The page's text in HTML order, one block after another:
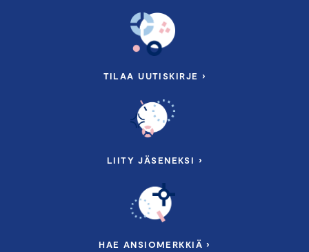
TILAA UUTISKIRJE ›
LIITY JÄSENEKSI ›
HAE ANSIOMERKKIÄ ›